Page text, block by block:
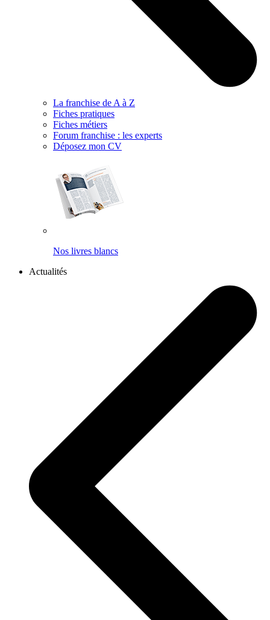
La franchise de A à Z
Fiches pratiques
Fiches métiers
Forum franchise : les experts
Déposez mon CV
Nos livres blancs
Actualités